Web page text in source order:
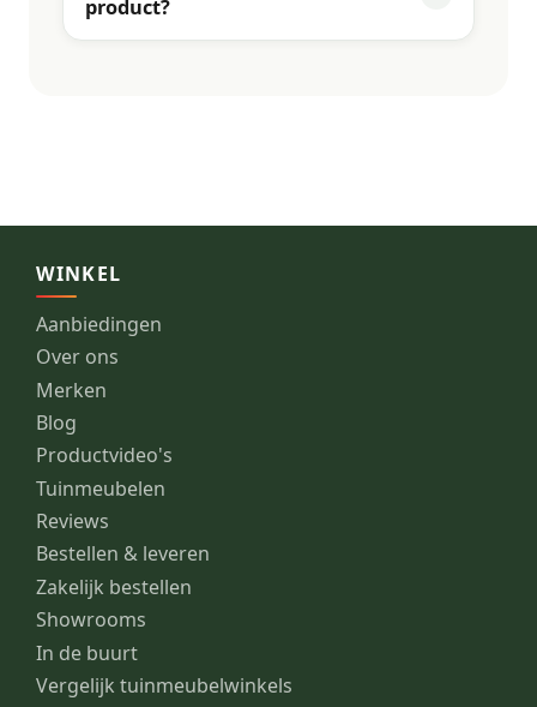
product?
WINKEL
Aanbiedingen
Over ons
Merken
Blog
Productvideo's
Tuinmeubelen
Reviews
Bestellen & leveren
Zakelijk bestellen
Showrooms
In de buurt
Vergelijk tuinmeubelwinkels